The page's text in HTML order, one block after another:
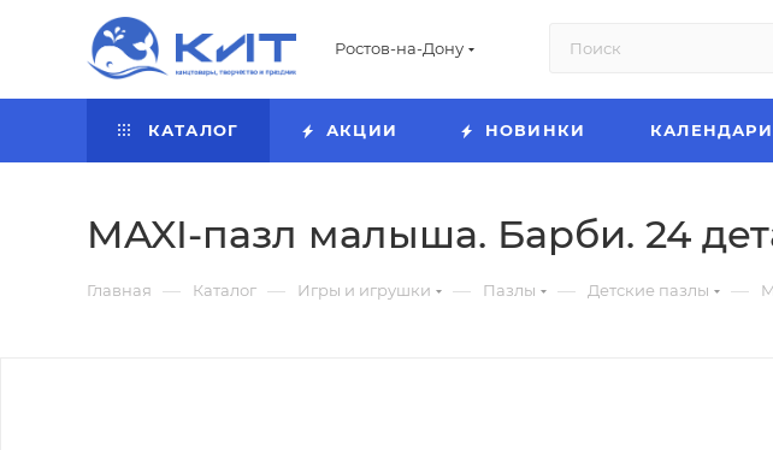
Ростов-на-Дону
КАТАЛОГ АКЦИИ НОВИНКИ КАЛЕНДАРИ
MAXI-пазл малыша. Барби. 24
Главная — Каталог — Игры и игрушки — Пазлы — Детские пазлы —